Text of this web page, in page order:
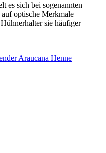
es sich bei sogenannten
optische Merkmale
sie häufiger